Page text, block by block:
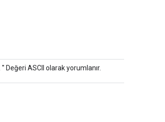
ASCII olarak yorumlanır.